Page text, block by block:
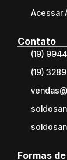
Acessar
Contato
(19)
(19)
Formas